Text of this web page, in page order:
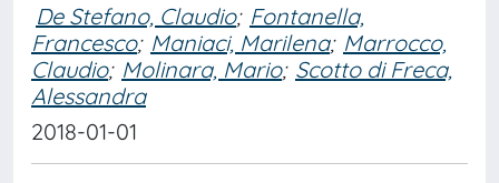
De Stefano, Claudio; Fontanella,
Francesco; Maniaci, Marilena; Marrocco,
Claudio; Molinara, Mario; Scotto di Freca,
Alessandra
2018-01-01